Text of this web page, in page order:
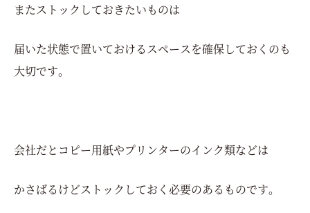
またストックしておきたいものは
届いた状態で置いておけるスペースを確保しておくのも
大切です。
会社だとコピー用紙やプリンターのインク類などは
かさばるけどストックしておく必要のあるものです。